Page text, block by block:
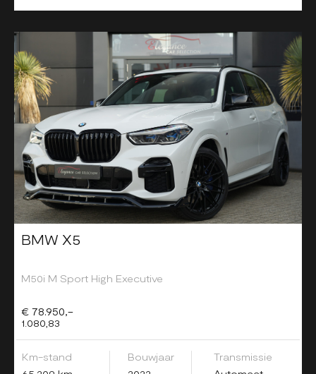
BMW X5
M50i M Sport High Executive
€ 78.950,-
1.080,83
Km-stand
Bouwjaar
Transmissie